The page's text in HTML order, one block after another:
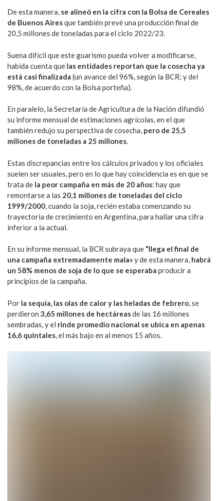
De esta manera, se alineó en la cifra con la Bolsa de Cereales
de Buenos Airesque también prevé una producción final de
20,5 millones de toneladas para el ciclo 2022/23.
Suena difícil que este guarismo pueda volver a modificarse,
habida cuenta que las entidades reportan que la cosecha ya
está casi finalizada (un avance del 96%, según la BCR; y del
98%, de acuerdo con la Bolsa porteña).
En paralelo, la Secretaría de Agricultura de la Nación difundió
su informe mensual de estimaciones agrícolas, en el que
también redujo su perspectiva de cosecha, pero de 25,5
millones de toneladas a 25 millones.
Estas discrepancias entre los cálculos privados y los oficiales
suelen ser usuales, pero en lo que hay coincidencia es en que se
trata de la peor campaña en más de 20 años: hay que
remontarse a las 20,1 millones de toneladas del ciclo
1999/2000, cuando la soja, recién estaba comenzando su
trayectoria de crecimiento en Argentina, para hallar una cifra
inferior a la actual.
En su informe mensual, la BCR subraya que “llega el final de
una campaña extremadamente mala»y de esta manera, habrá
un 58% menos de soja de lo que se esperaba producir a
principios de la campaña.
Por la sequía, las olas de calor y las heladas de febrero, se
perdieron 3,65 millones de hectáreasde las 16 millones
sembradas, y el rinde promedio nacional se ubica en apenas
16,6 quintales, el más bajo en al menos 15 años.